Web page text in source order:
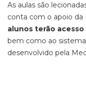
As aulas são
conta com o apoio da
alunos terão
bem como ao
desenvolvido pela